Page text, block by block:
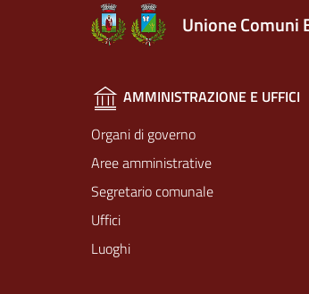
Unione Comuni
AMMINISTRAZIONE E UFFICI
Organi di governo
Aree amministrative
Segretario comunale
Uffici
Luoghi